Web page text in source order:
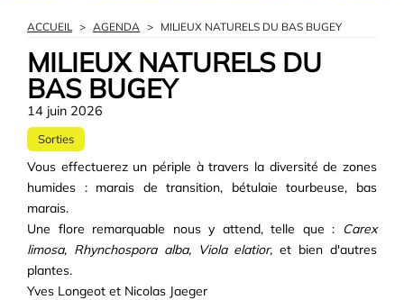
ACCUEIL > AGENDA > MILIEUX NATURELS DU BAS BUGEY
MILIEUX NATURELS DU
BAS BUGEY
14 juin 2026
Sorties
Vous effectuerez un périple à travers la diversité de zones
humides : marais de transition, bétulaie tourbeuse, bas
marais.
Une flore remarquable nous y attend, telle que : Carex
limosa, Rhynchospora alba, Viola elatior, et bien d'autres
plantes.
Yves Longeot et Nicolas Jaeger